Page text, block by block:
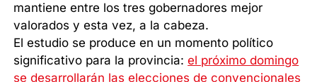
mantiene entre los tres gobernadores mejor
valorados y esta vez, a la cabeza.
El estudio se produce en un momento político
significativo para la provincia:el próximo domingo
se desarrollarán las elecciones de convencionales